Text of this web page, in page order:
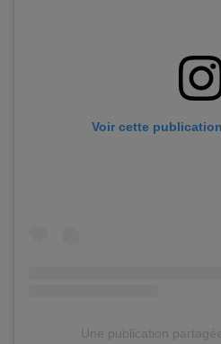
Voir cette
Une publication